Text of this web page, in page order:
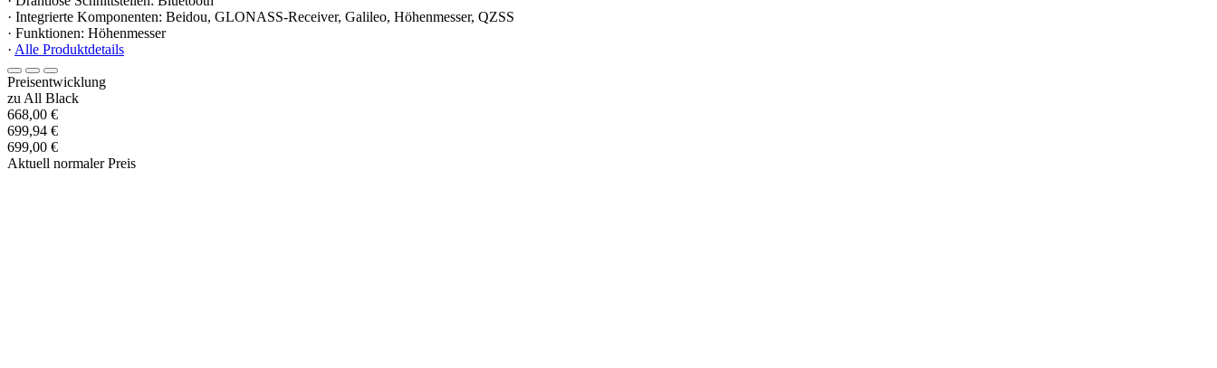
· Integrierte Komponenten: Beidou, GLONASS-Receiver, Galileo, Höhenmesser, QZSS
· Funktionen: Höhenmesser
· Alle Produktdetails
Preisentwicklung
zu All Black
668,00 €
699,94 €
699,00 €
Aktuell normaler Preis